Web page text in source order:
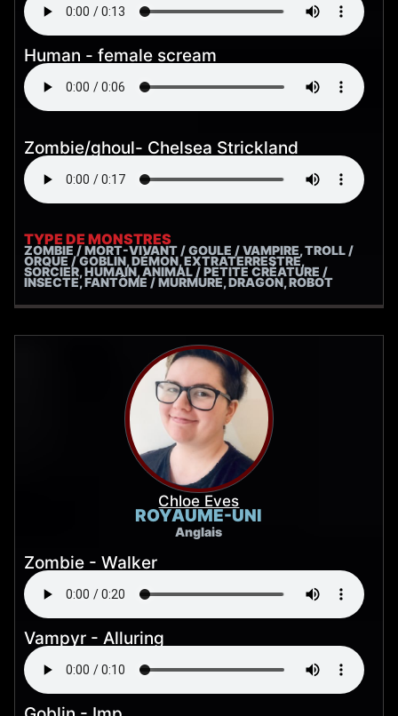
Human - female scream
Zombie/ghoul- Chelsea Strickland
TYPE DE MONSTRES
ZOMBIE / MORT-VIVANT / GOULE / VAMPIRE, TROLL /
ORQUE / GOBLIN, DÉMON, EXTRATERRESTRE,
SORCIER, HUMAIN, ANIMAL / PETITE CRÉATURE /
INSECTE, FANTÔME / MURMURE, DRAGON, ROBOT
Chloe Eves
ROYAUME-UNI
Anglais
Zombie - Walker
Vampyr - Alluring